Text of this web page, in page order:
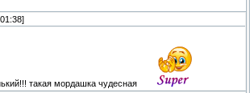
такая мордашка чудесная